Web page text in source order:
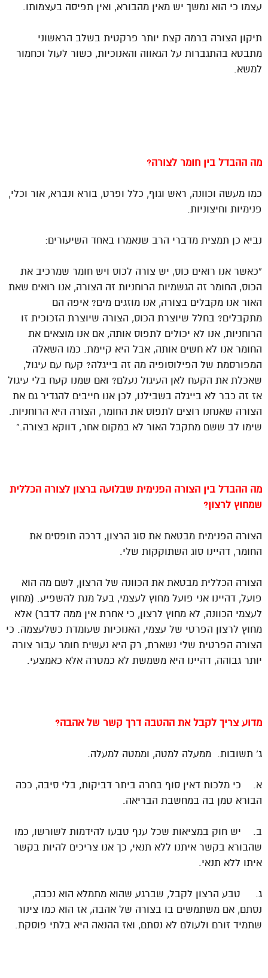
עצמו כי הוא נמשך יש מאין מהבורא, ואין תפיסה בעצמותו.
תיקון הצורה ברמה קצת יותר פרקטית בשלב הראשוני
מתבטא בהתגברות על הגאווה והאנוכיות, כשור לעול וכחמור
למשא.
מה ההבדל בין חומר לצורה?
כמו מעשה וכוונה, ראש וגוף, כלל ופרט, בורא ונברא, אור וכלי,
פנימיות וחיצוניות.
נביא כן תמצית מדברי הרב שנאמרו באחד השיעורים:
“כאשר אנו רואים כוס, יש צורה לכוס ויש חומר שמרכיב את
הכוס, החומר זה הגשמיות הרוחניות זה הצורה, אנו רואים שאת
האור אנו מקבלים בצורה, אנו מוזגים מים? איפה הם
מתקבלים? בחלל שיוצרת הכוס, הצורה שיוצרת הזכוכית זו
הרוחניות, אנו לא יכולים לתפוס אותה, אם אנו מוצאים את
החומר אנו לא חשים אותה, אבל היא קיימת. כמו השאלה
המפורסמת של הפילוסופיה מה זה בייגלה? קעח עם עיגול,
שאכלת את הקעח לאן העיגול נעלם? ואם שמנו קעח בלי עיגול
אז זה כבר לא בייגלה בשבילנו, לכן אנו חייבים להגדיר גם את
הצורה שאנחנו רוצים לתפוס את החומר, הצורה היא הרוחניות.
שימו לב ששם מתקבל האור לא במקום אחר, דווקא בצורה.”
מה ההבדל בין הצורה הפנימית שבלועה ברצון לצורה הכללית
שמחוץ לרצון?
הצורה הפנימית מבטאת את סוג הרצון, דרכה תופסים את
החומר, דהיינו סוג השתוקקות שלי.
הצורה הכללית מבטאת את הכוונה של הרצון, לשם מה הוא
פועל, דהיינו אני פועל מחוץ לעצמי, בעל מנת להשפיע. (מחוץ
לעצמי הכוונה, לא מחוץ לרצון, כי אחרת אין ממה לדבר) אלא
מחוץ לרצון הפרטי של עצמי, האנוכיות שעומדת כשלעצמה. כי
הצורה הפרטית שלי נשארת, רק היא נעשית חומר עבור צורה
יותר גבוהה, דהיינו היא משמשת לא כמטרה אלא כאמצעי.
מדוע צריך לקבל את ההטבה דרך קשר שלאהבה?
ג’ תשובות. ממעלה למטה, וממטה למעלה.
א. כי מלכות דאין סוף בחרה ביתר דביקות, בלי סיבה, ככה
הבורא טמן בה במחשבת הבריאה.
ב. יש חוק במציאות שכל ענף טבעו להידמות לשורשו, כמו
שהבורא בקשר איתנו ללא תנאי, כך אנו צריכים להיות בקשר
איתו ללא תנאי.
ג. טבע הרצון לקבל, שברגע שהוא מתמלא הוא נכבה,
נסתם, אם משתמשים בו בצורה של אהבה, אז הוא כמו צינור
שתמיד זורם ולעולם לא נסתם, ואז ההנאה היא בלתי פוסקת.